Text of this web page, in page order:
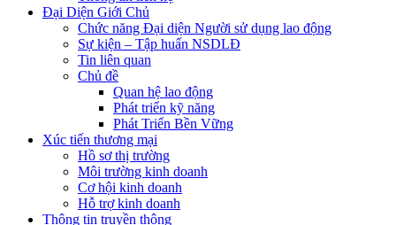
Đại Diện Giới Chủ
Chức năng Đại diện Người sử dụng lao động
Sự kiện – Tập huấn NSDLĐ
Tin liên quan
Chủ đề
Quan hệ lao động
Phát triển kỹ năng
Phát Triển Bền Vững
Xúc tiến thương mại
Hồ sơ thị trường
Môi trường kinh doanh
Cơ hội kinh doanh
Hỗ trợ kinh doanh
Thông tin truyền thông